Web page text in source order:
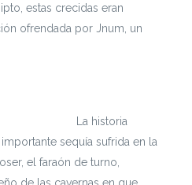
estas crecidas eran
ofrendada por Jnum, un
La historia
sequía sufrida en la
el faraón de turno,
de las cavernas en que